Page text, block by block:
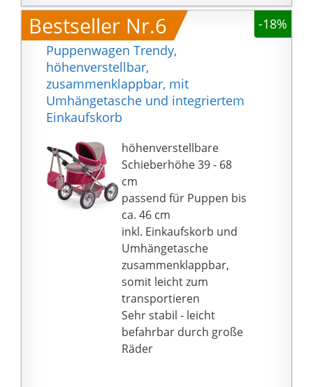
Faltbar - der
Puppenwagen kann
nach dem Spielen
zusammengefaltet und
platzsparend verstaut
werden. Die Griffhöhe
des Wagens beträgt
Mit Verdeck - das
Verdeck des
Puppenwagens ist
beweglich und kann
nach oben oder nach
unten geklappt werden
Puppenzubehör - der
Wagen ist für alle
Corolle Puppen von 36-
42cm geeignet und wird
für Kinder ab 3 Jahren
empfohlen. Er misst
60x36,5cm
Bestseller Nr.6
-18%
Puppenwagen Trendy,
höhenverstellbar,
zusammenklappbar, mit
Umhängetasche und integriertem
Einkaufskorb
höhenverstellbare
Schieberhöhe 39 - 68
cm
passend für Puppen bis
ca. 46 cm
inkl. Einkaufskorb und
Umhängetasche
zusammenklappbar,
somit leicht zum
transportieren
Sehr stabil - leicht
befahrbar durch große
Räder